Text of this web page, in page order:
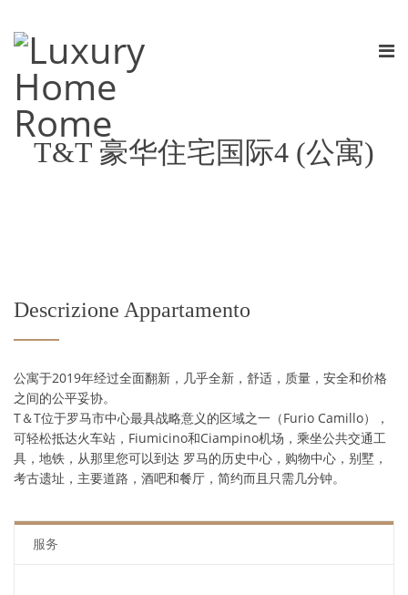
T&T 豪华住宅国际4 (公寓)
Descrizione Appartamento
公寓于2019年经过全面翻新，几乎全新，舒适，质量，安全和价格
之间的公平妥协。
T＆T位于罗马市中心最具战略意义的区域之一（Furio Camillo），
可轻松抵达火车站，Fiumicino和Ciampino机场，乘坐公共交通工
具，地铁，从那里您可以到达 罗马的历史中心，购物中心，别墅，
考古遗址，主要道路，酒吧和餐厅，简约而且只需几分钟。
服务